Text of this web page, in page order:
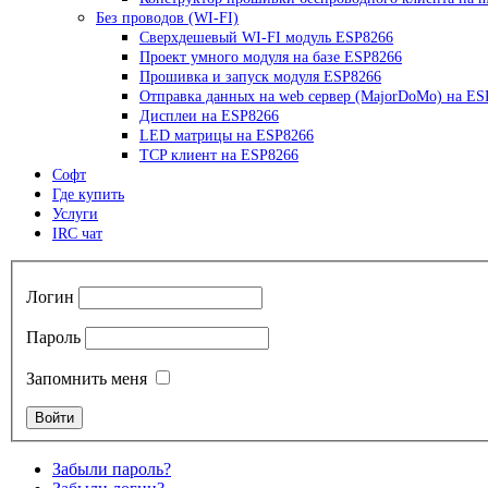
Без проводов (WI-FI)
Сверхдешевый WI-FI модуль ESP8266
Проект умного модуля на базе ESP8266
Прошивка и запуск модуля ESP8266
Отправка данных на web сервер (MajorDoMo) на
Дисплеи на ESP8266
LED матрицы на ESP8266
TCP клиент на ESP8266
Софт
Где купить
Услуги
IRC чат
Логин
Пароль
Запомнить меня
Забыли пароль?